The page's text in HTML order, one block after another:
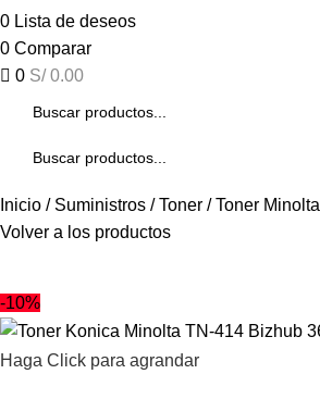
0 Lista de deseos
0 Comparar
0 S/0.00
Inicio Suministros Toner Toner Minolta
Volver a los productos
-10%
Haga Click para agrandar